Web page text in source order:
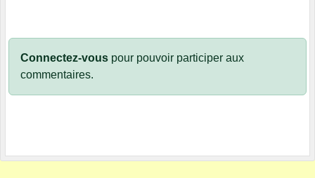
Connectez-vous pour pouvoir participer aux
commentaires.